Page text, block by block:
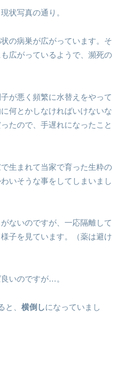
状写真の通り。
の病巣が広がっています。そ
広がっているようで、瀕死の
が悪く頻繁に水替えをやって
何とかしなければいけないな
たので、手遅れになったこと
生まれて当家で育った生粋の
いそうな事をしてしまいまし
ないのですが、一応隔離して
子を見ています。（薬は避け
いのですが…。
と、 横倒しになっていまし